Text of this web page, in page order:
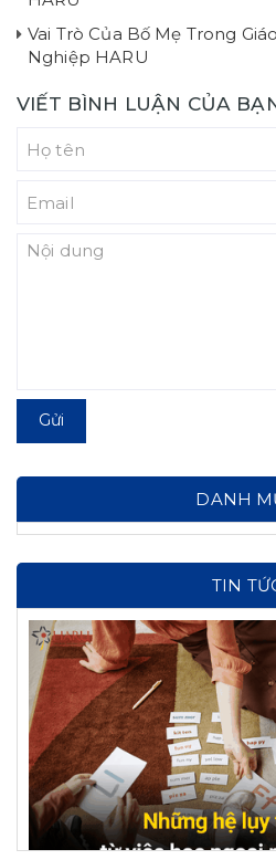
Vai Trò Của Bố Mẹ Trong
Nghiệp HARU
VIẾT BÌNH LUẬN CỦA
Gửi
DANH
TIN